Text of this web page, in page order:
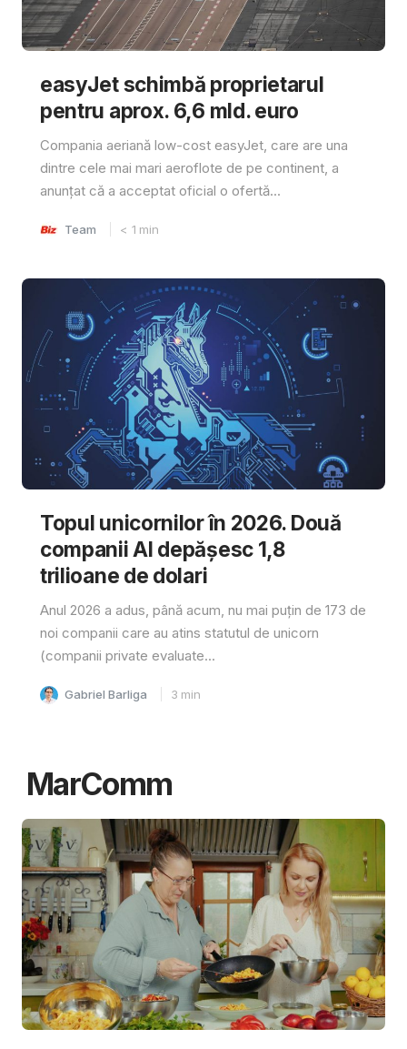
easyJet schimbă proprietarul
pentru aprox. 6,6 mld. euro
Compania aeriană low-cost easyJet, care are una
dintre cele mai mari aeroflote de pe continent, a
anunțat că a acceptat oficial o ofertă...
Team < 1 min
Topul unicornilor în 2026. Două
companii AI depășesc 1,8
trilioane de dolari
Anul 2026 a adus, până acum, nu mai puțin de 173 de
noi companii care au atins statutul de unicorn
(companii private evaluate...
Gabriel Barliga 3 min
MarComm